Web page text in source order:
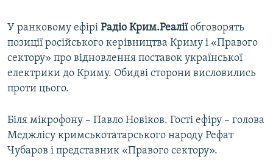
Усі сайти RFE/RL
У ранковому ефірі Радіо Крим.Реаліїобговорять
позиції російського керівництва Криму і «Правого
сектору» про відновлення поставок української
електрики до Криму. Обидві сторони висловились
проти цього.
Біля мікрофону – Павло Новіков. Гості ефіру – голова
Меджлісу кримськотатарського народу Рефат
Чубаров і представник «Правого сектору».